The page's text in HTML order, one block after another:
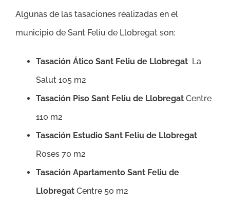
Algunas de las tasaciones realizadas en el
municipio de Sant Feliu de Llobregat son:
Tasación Ático Sant Feliu de Llobregat La
Salut 105 m2
Tasación Piso Sant Feliu de Llobregat Centre
110 m2
Tasación Estudio Sant Feliu de Llobregat
Roses 70 m2
Tasación Apartamento Sant Feliu de
Llobregat Centre 50 m2